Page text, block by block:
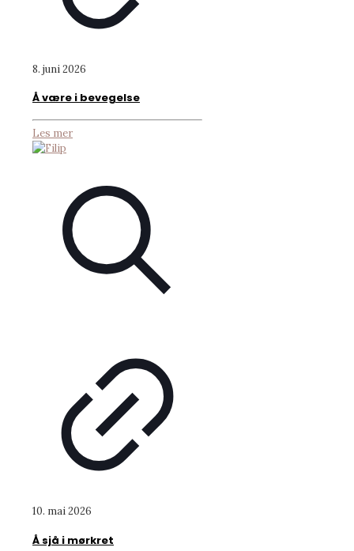
8. juni 2026
Å være i bevegelse
Les mer
10. mai 2026
Å sjå i mørkret